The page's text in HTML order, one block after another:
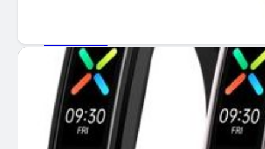
MERCADOS Y TENDENCIAS
EVENTOS
HEMEROTECA